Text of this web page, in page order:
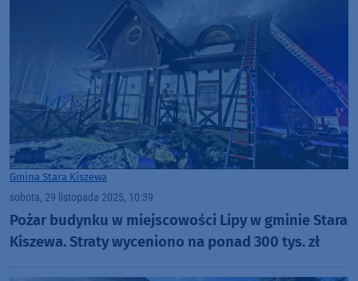
Gmina Stara Kiszewa
sobota, 29 listopada 2025, 10:39
Pożar budynku w miejscowości Lipy w gminie Stara
Kiszewa. Straty wyceniono na ponad 300 tys. zł